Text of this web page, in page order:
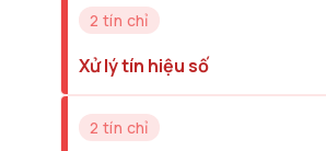
2 tín chỉ
Xử lý tín hiệu số
2 tín chỉ